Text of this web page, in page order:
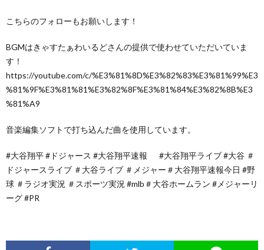
こちらのフォローもお願いします！
BGMはきゃすたぁわいるどさんの提供で使わせていただいていま
す！
https://youtube.com/c/%E3%81%8D%E3%82%83%E3%81%99%E3
%81%9F%E3%81%81%E3%82%8F%E3%81%84%E3%82%8B%E3
%81%A9
音楽編集ソフトで打ち込んだ曲を使用しています。
#大谷翔平 #ドジャース #大谷翔平速報 #大谷翔平ライブ #大谷 ＃
ドジャースライブ ＃大谷ライブ ＃メジャー＃大谷翔平速報今日 #野
球 ＃ラジオ実況 ＃スポーツ実況 #mlb＃大谷ホームラン #メジャーリ
ーグ #PR